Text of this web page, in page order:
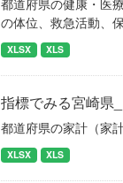
都道府県の健康・医
の体位、救急活動、
XLSX XLS
指標でみる宮崎県
都道府県の家計（家
XLSX XLS